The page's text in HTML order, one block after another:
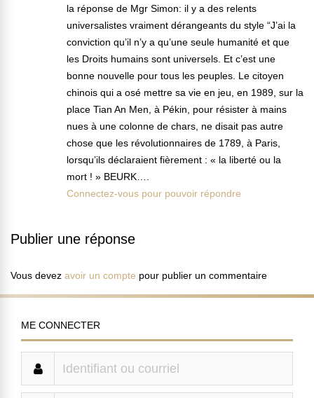
la réponse de Mgr Simon: il y a des relents
universalistes vraiment dérangeants du style “J’ai la
conviction qu’il n’y a qu’une seule humanité et que
les Droits humains sont universels. Et c’est une
bonne nouvelle pour tous les peuples. Le citoyen
chinois qui a osé mettre sa vie en jeu, en 1989, sur la
place Tian An Men, à Pékin, pour résister à mains
nues à une colonne de chars, ne disait pas autre
chose que les révolutionnaires de 1789, à Paris,
lorsqu’ils déclaraient fièrement : « la liberté ou la
mort ! » BEURK….
Connectez-vous pour pouvoir répondre
Publier une réponse
Vous devez avoir un compte pour publier un commentaire
ME CONNECTER